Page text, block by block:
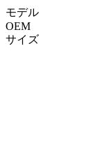
モデル
OEM
サイズ